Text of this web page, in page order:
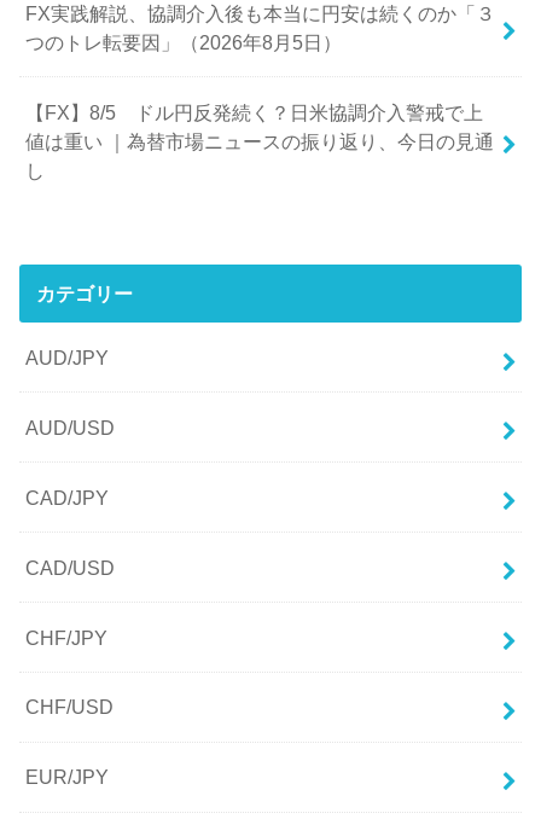
FX実践解説、協調介入後も本当に円安は続くのか「３
つのトレ転要因」（2026年8月5日）
【FX】8/5 ドル円反発続く？日米協調介入警戒で上
値は重い ｜為替市場ニュースの振り返り、今日の見通
し
カテゴリー
AUD/JPY
AUD/USD
CAD/JPY
CAD/USD
CHF/JPY
CHF/USD
EUR/JPY